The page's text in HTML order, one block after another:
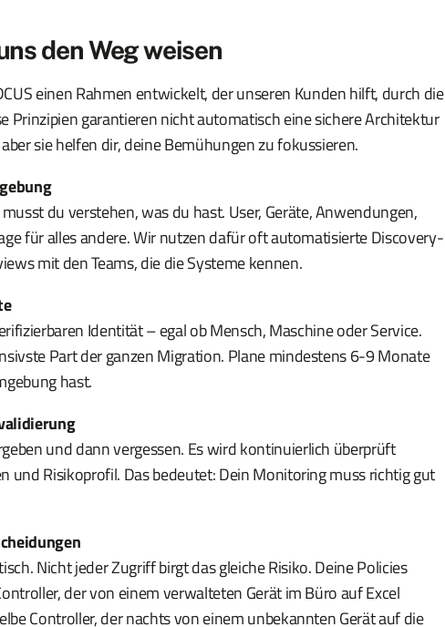
den Weg weisen
einen Rahmen entwickelt, der unseren Kunden hilft, durch die
Prinzipien garantieren nicht automatisch eine sichere Architektur
sie helfen dir, deine Bemühungen zu fokussieren.
du verstehen, was du hast. User, Geräte, Anwendungen,
für alles andere. Wir nutzen dafür oft automatisierte Discovery-
mit den Teams, die die Systeme kennen.
Identität – egal ob Mensch, Maschine oder Service.
Part der ganzen Migration. Plane mindestens 6-9 Monate
hast.
und dann vergessen. Es wird kontinuierlich überprüft
und Risikoprofil. Das bedeutet: Dein Monitoring muss richtig gut
Nicht jeder Zugriff birgt das gleiche Risiko. Deine Policies
der von einem verwalteten Gerät im Büro auf Excel
Controller, der nachts von einem unbekannten Gerät auf die